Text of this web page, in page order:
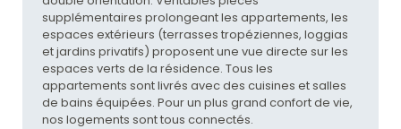
supplémentaires prolongeant les appartements, les
espaces extérieurs (terrasses tropéziennes, loggias
et jardins privatifs) proposent une vue directe sur les
espaces verts de la résidence. Tous les
appartements sont livrés avec des cuisines et salles
de bains équipées. Pour un plus grand confort de vie,
nos logements sont tous connectés.